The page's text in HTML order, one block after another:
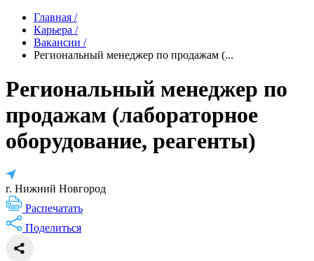
Главная /
Карьера /
Вакансии /
Региональный менеджер по продажам (...
Региональный менеджер по
продажам (лабораторное
оборудование, реагенты)
г. Нижний Новгород
Распечатать
Поделиться